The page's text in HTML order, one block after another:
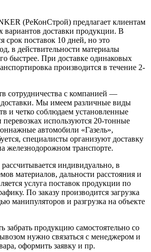
(РеКонСтрой) предлагает клиентам
вариантов доставки продукции. В
срок поставок 10 дней, но это
в действительности материалы
быстрее. При доставке одинаковых
производится в течение 2-
сотрудничества с компанией —
доставки. Мы имеем различные виды
и четко соблюдаем установленные
используются 20-тонные
автомобили «Газель»,
специалисты организуют доставку
железнодорожном транспорте.
индивидуально, в
материалов, дальности расстояния и
услуга поставок продукции по
По заказу производится загрузка
манипуляторов и разгрузка на объекте
забрать продукцию самостоятельно со
нужно связаться с менеджером и
оформить заявку и пр.